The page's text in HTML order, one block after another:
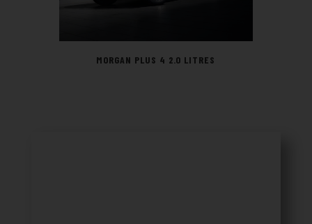
MORGAN PLUS 4 2.0 LITRES